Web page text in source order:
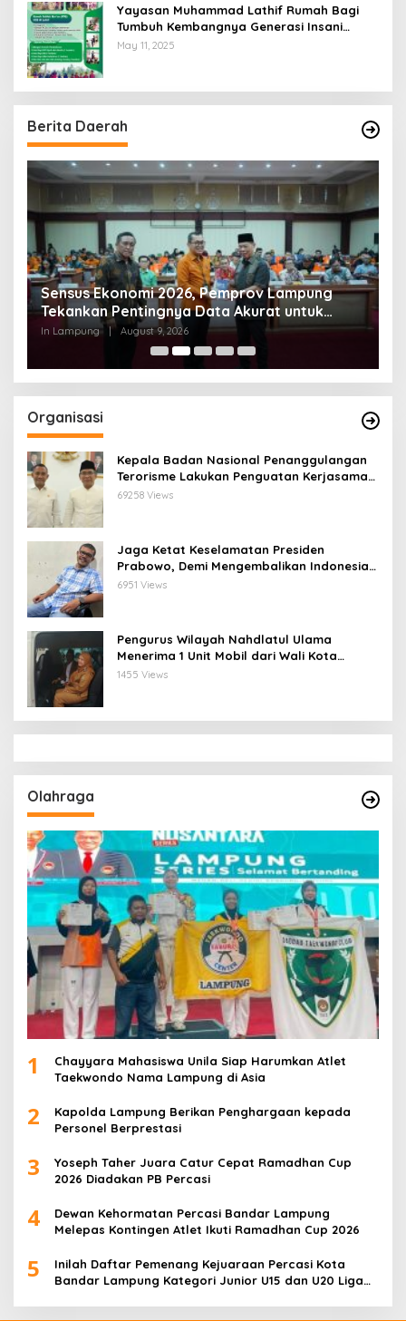
Yayasan Muhammad Lathif Rumah Bagi
Tumbuh Kembangnya Generasi Insani
Cerdas dan Berkarakter
May 11, 2025
Berita Daerah
Sensus Ekonomi 2026, Pemprov Lampung
Tekankan Pentingnya Data Akurat untuk
Kebijakan Tepat Sasaran
In Lampung | August 9, 2026
Organisasi
Kepala Badan Nasional Penanggulangan
Terorisme Lakukan Penguatan Kerjasama
Ketua Pengurus Besar Nahdlatul Ulama
69258 Views
Jaga Ketat Keselamatan Presiden
Prabowo, Demi Mengembalikan Indonesia
Menjadi Macan Asia
6951 Views
Pengurus Wilayah Nahdlatul Ulama
Menerima 1 Unit Mobil dari Wali Kota
Bandar Lampung
1455 Views
Olahraga
1
Chayyara Mahasiswa Unila Siap Harumkan Atlet
Taekwondo Nama Lampung di Asia
2
Kapolda Lampung Berikan Penghargaan kepada
Personel Berprestasi
3
Yoseph Taher Juara Catur Cepat Ramadhan Cup
2026 Diadakan PB Percasi
4
Dewan Kehormatan Percasi Bandar Lampung
Melepas Kontingen Atlet Ikuti Ramadhan Cup 2026
5
Inilah Daftar Pemenang Kejuaraan Percasi Kota
Bandar Lampung Kategori Junior U15 dan U20 Liga